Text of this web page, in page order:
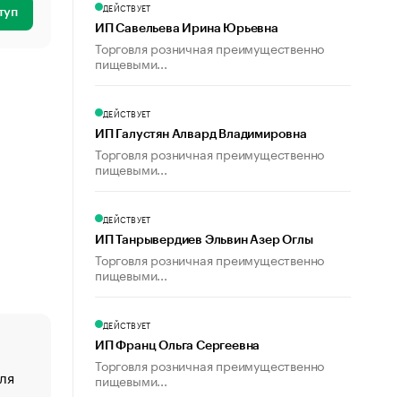
«От спорта тело стареет иначе». Как живет глава
ДЕЙСТВУЕТ
ИП Савельева Ирина Юрьевна
Торговля розничная преимущественно
пищевыми...
ДЕЙСТВУЕТ
ИП Галустян Алвард Владимировна
Торговля розничная преимущественно
пищевыми...
ДЕЙСТВУЕТ
ИП Танрывердиев Эльвин Азер Оглы
Торговля розничная преимущественно
пищевыми...
ДЕЙСТВУЕТ
ИП Франц Ольга Сергеевна
Торговля розничная преимущественно
пищевыми...